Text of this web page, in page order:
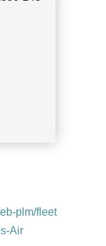
plm/fleet
Air